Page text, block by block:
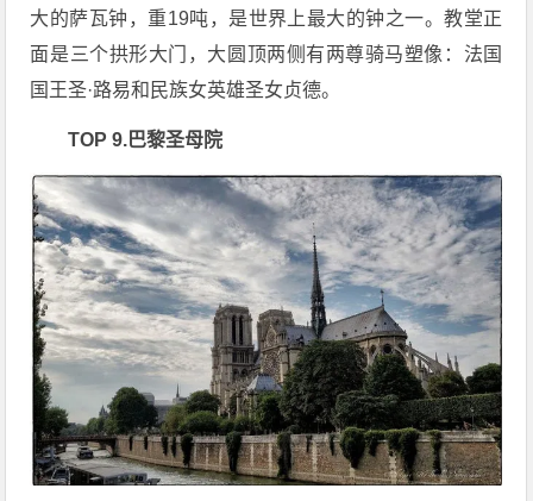
大的萨瓦钟，重19吨，是世界上最大的钟之一。教堂正
面是三个拱形大门，大圆顶两侧有两尊骑马塑像：法国
国王圣·路易和民族女英雄圣女贞德。
TOP 9.巴黎圣母院